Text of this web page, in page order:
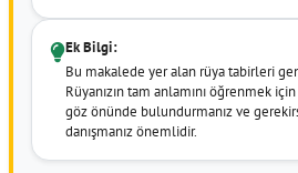
Ek Bilgi:
Bu makalede yer alan rüya tabirleri
Rüyanızın tam anlamını öğrenmek
göz önünde bulundurmanız ve
danışmanız önemlidir.